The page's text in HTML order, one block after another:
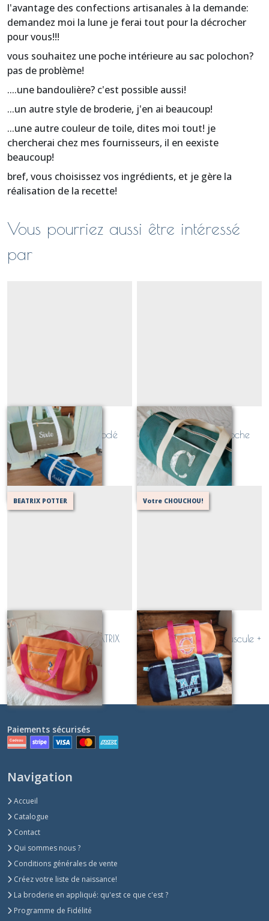
l'avantage des confections artisanales à la demande:
demandez moi la lune je ferai tout pour la décrocher
pour vous!!!
vous souhaitez une poche intérieure au sac polochon?
pas de problème!
....une bandoulière? c'est possible aussi!
...un autre style de broderie, j'en ai beaucoup!
...une autre couleur de toile, dites moi tout! je
chercherai chez mes fournisseurs, il en eexiste
beaucoup!
bref, vous choisissez vos ingrédients, et je gère la
réalisation de la recette!
Vous pourriez aussi être intéressé
par
Sac polochon
personnalisable brodé
PRENOM
À partir de 79€
Sac polochon
personnalisable (poche
plaquée)
À partir de 70€
BEATRIX POTTER
Sac polochon
personnalisable BEATRIX
POTTER
À partir de 115
Votre CHOUCHOU!
Sac polochon
personnalisable (majuscule +
prénom)
À partir de 79€
Paiements sécurisés
Navigation
Accueil
Catalogue
Contact
Qui sommes nous ?
Conditions générales de vente
Créez votre liste de naissance!
La broderie en appliqué: qu'est ce que c'est ?
Programme de Fidélité